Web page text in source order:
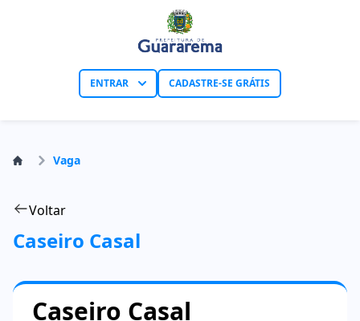
ENTRAR CADASTRE-SE GRÁTIS
Vaga
Voltar
Caseiro Casal
Caseiro Casal